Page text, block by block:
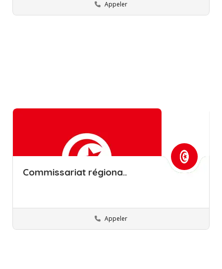
Appeler
Commissariat régiona..
Commissions régionales de l’éducation
Appeler